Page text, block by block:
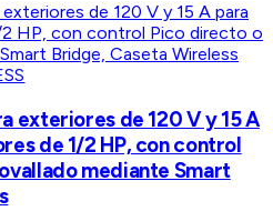
exteriores de 120 V y 15 A
de 1/2 HP, con control
mediante Smart